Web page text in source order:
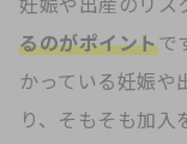
妊娠や出産のリス
るのがポイントで
かっている妊娠や
り、そもそも加入